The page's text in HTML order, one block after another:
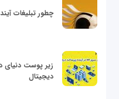
چطور تبلیغات
دیجیتال